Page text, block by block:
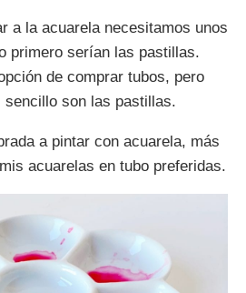
a la acuarela necesitamos unos
primero serían las pastillas.
de comprar tubos, pero
sencillo son las pastillas.
a pintar con acuarela, más
acuarelas en tubo preferidas.